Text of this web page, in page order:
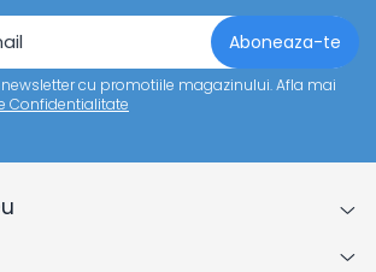
cu promotiile magazinului. Afla mai
Confidentialitate